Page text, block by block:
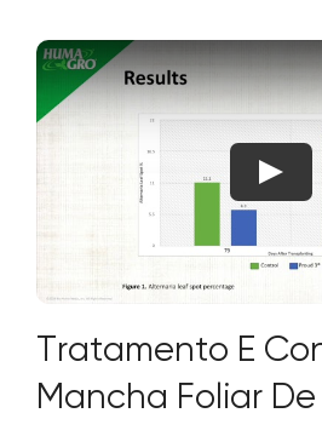
Tratamento E
Mancha Foliar